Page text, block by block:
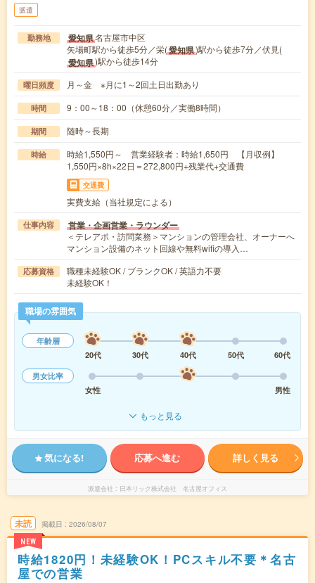
派遣
勤務地 愛知県名古屋市中区
矢場町駅から徒歩5分／栄(愛知県)駅から徒歩7分／伏見(
愛知県)駅から徒歩14分
曜日頻度 月～金 ※月に1～2回土日出勤あり
時間 9：00～18：00（休憩60分／実働8時間）
期間 随時～長期
時給
時給1,550円～ 営業経験者：時給1,650円 【月収例】
1,550円×8h×22日＝272,800円+残業代+交通費
交通費
実費支給（当社規定による）
仕事内容 営業・企画営業・ラウンダー
＜テレアポ・訪問業務＞マンションの管理会社、オーナーへ
マンション設備のネット回線や無料wifiの導入…
応募資格
職種未経験OK / ブランクOK / 英語力不要
未経験OK！
職場の雰囲気
年齢層
20代
30代 40代 50代
60代
男女比率
女性
男性
もっと見る
気になる! 応募へ進む 詳しく見る
派遣会社 日本リック株式会社 名古屋オフィス
未読
NEW
掲載日 2026/08/07
時給1820円！未経験OK！PCスキル不要＊名古
屋での営業